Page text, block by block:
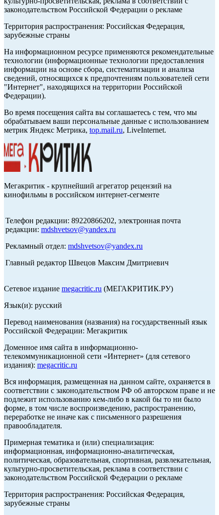
законодательством Российской Федерации о рекламе
Территория распространения: Российская Федерация,
зарубежные страны
На информационном ресурсе применяются рекомендательные
технологии (информационные технологии предоставления
информации на основе сбора, систематизации и анализа
сведений, относящихся к предпочтениям пользователей сети
"Интернет", находящихся на территории Российской
Федерации).
Во время посещения сайта вы соглашаетесь с тем, что мы
обрабатываем ваши персональные данные с использованием
метрик Яндекс Метрика, top.mail.ru, LiveInternet.
Мегакритик - крупнейший агрегатор рецензий на
кинофильмы в российском интернет-сегменте
Телефон редакции: 89220866202, электронная почта
редакции: mdshvetsov@yandex.ru
Рекламный отдел: mdshvetsov@yandex.ru
Главный редактор Швецов Максим Дмитриевич
Сетевое издание megacritic.ru (МЕГАКРИТИК.РУ)
Язык(и): русский
Перевод наименования (названия) на государственный язык
Российской Федерации: Мегакритик
Доменное имя сайта в информационно-
телекоммуникационной сети «Интернет» (для сетевого
издания): megacritic.ru
Вся информация, размещенная на данном сайте, охраняется в
соответствии с законодательством РФ об авторском праве и не
подлежит использованию кем-либо в какой бы то ни было
форме, в том числе воспроизведению, распространению,
переработке не иначе как с письменного разрешения
правообладателя.
Примерная тематика и (или) специализация:
информационная, информационно-аналитическая,
политическая, образовательная, спортивная, развлекательная,
культурно-просветительская, реклама в соответствии с
законодательством Российской Федерации о рекламе
Территория распространения: Российская Федерация,
зарубежные страны